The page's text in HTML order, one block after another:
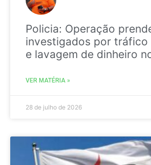
Policia: Operação
investigados por tráfico
e lavagem de dinheiro
VER MATÉRIA »
28 de julho de 2026